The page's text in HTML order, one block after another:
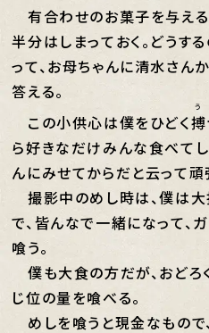
有合わせのお菓子を与える
半分はしまっておく。どうす
って、お母ちゃんに清水さん
答える。
この小供心は僕をひどく搏
う
ら好きなだけみんな食べて
んにみせてからだと云って頑
撮影中のめし時は、僕は
で、皆んなで一緒になって、
喰う。
僕も大食の方だが、おどろ
じ位の量を喰べる。
めしを喰うと現金なもので